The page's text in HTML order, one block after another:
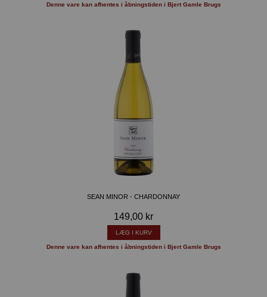
Denne vare kan afhentes i åbningstiden i Bjert Gamle Brugs
SEAN MINOR - CHARDONNAY
149,00 kr
LÆG I KURV
Denne vare kan afhentes i åbningstiden i Bjert Gamle Brugs